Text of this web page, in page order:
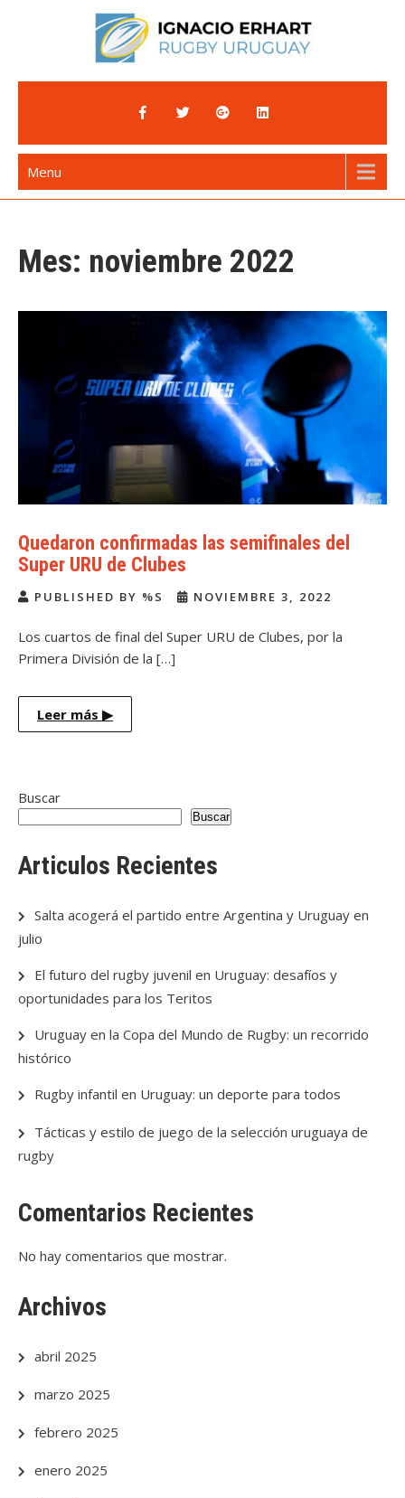
Ignacio Erhart
Rugby Uruguay
Menu
Mes: noviembre 2022
Quedaron confirmadas las semifinales del
Super URU de Clubes
PUBLISHED BY %S NOVIEMBRE 3, 2022
Los cuartos de final del Super URU de Clubes, por la
Primera División de la […]
Leer más ▶
Buscar
Buscar
Articulos Recientes
Salta acogerá el partido entre Argentina y Uruguay en
julio
El futuro del rugby juvenil en Uruguay: desafíos y
oportunidades para los Teritos
Uruguay en la Copa del Mundo de Rugby: un recorrido
histórico
Rugby infantil en Uruguay: un deporte para todos
Tácticas y estilo de juego de la selección uruguaya de
rugby
Comentarios Recientes
No hay comentarios que mostrar.
Archivos
abril 2025
marzo 2025
febrero 2025
enero 2025